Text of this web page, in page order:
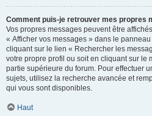
Comment puis-je retrouver mes propres
Vos propres messages peuvent être
« Afficher vos messages » dans le
cliquant sur le lien « Rechercher les
votre propre profil ou soit en cliquant sur le
partie supérieure du forum. Pour effectuer
sujets, utilisez la recherche avancée et
qui vous sont disponibles.
Haut